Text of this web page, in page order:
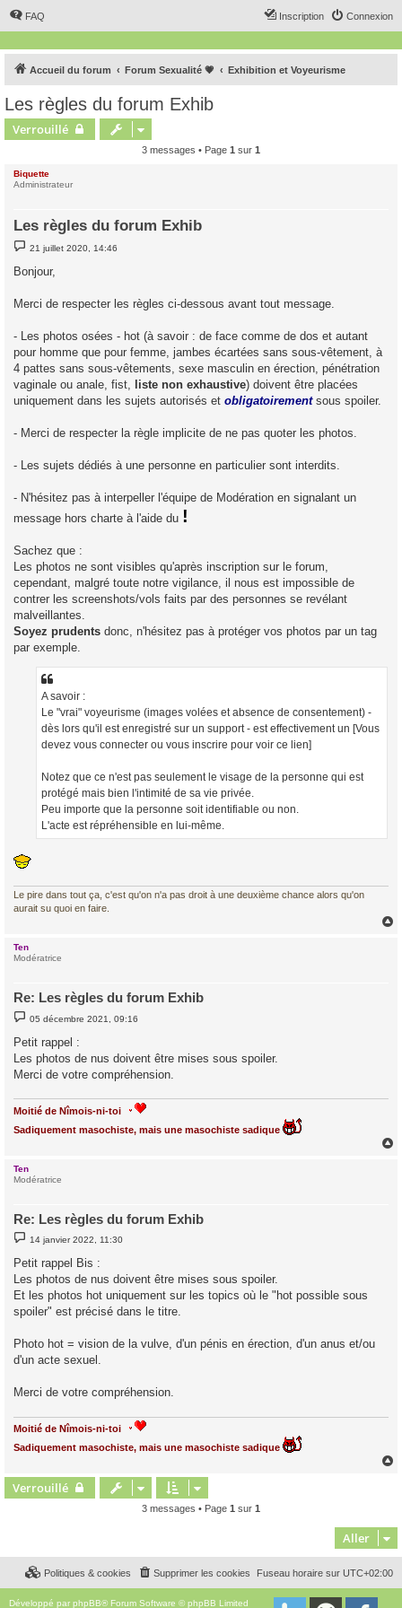
FAQ Connexion
Inscription
Accueil du forum Forum Sexualité 💗 Exhibition et Voyeurisme
Les règles du forum Exhib
Verrouillé
3 messages • Page 1 sur 1
Biquette
Administrateur
Les règles du forum Exhib
M
e
s
e
21 juillet 2020, 14:46
Bonjour,
Merci de respecter les règles ci-dessous avant tout message.
- Les photos osées - hot (à savoir : de face comme de dos et autant
pour homme que pour femme, jambes écartées sans sous-vêtement, à
4 pattes sans sous-vêtements, sexe masculin en érection, pénétration
vaginale ou anale, fist,
liste non exhaustive) doivent être placées
uniquement dans les sujets autorisés et obligatoirementsous spoiler.
- Merci de respecter la règle implicite de ne pas quoter les photos.
- Les sujets dédiés à une personne en particulier sont interdits.
- N'hésitez pas à interpeller l'équipe de Modération en signalant un
message hors charte à l'aide du !
Sachez que :
Les photos ne sont visibles qu'après inscription sur le forum,
cependant, malgré toute notre vigilance, il nous est impossible de
contrer les screenshots/vols faits par des personnes se revélant
malveillantes.
Soyez prudents donc, n'hésitez pas à protéger vos photos par un tag
par exemple.
A savoir :
Le "vrai" voyeurisme (images volées et absence de consentement) -
dès lors qu'il est enregistré sur un support - est effectivement un [Vous
devez vous connecter ou vous inscrire pour voir ce lien]
Notez que ce n'est pas seulement le visage de la personne qui est
protégé mais bien l'intimité de sa vie privée.
Peu importe que la personne soit identifiable ou non.
L'acte est répréhensible en lui-même.
Le pire dans tout ça, c'est qu'on n'a pas droit à une deuxième chance alors qu'on
aurait su quoi en faire.
Ten
Modératrice
Re: Les règles du forum Exhib
M
e
s
a
e
05 décembre 2021, 09:16
Petit rappel :
Les photos de nus doivent être mises sous spoiler.
Merci de votre compréhension.
Moitié de Nîmois-ni-toi
Sadiquement masochiste, mais une masochiste sadique
Ten
Modératrice
Re: Les règles du forum Exhib
M
e
s
a
g
e
14 janvier 2022, 11:30
Petit rappel Bis :
Les photos de nus doivent être mises sous spoiler.
Et les photos hot uniquement sur les topics où le "hot possible sous
spoiler" est précisé dans le titre.
Photo hot = vision de la vulve, d'un pénis en érection, d'un anus et/ou
d'un acte sexuel.
Merci de votre compréhension.
Moitié de Nîmois-ni-toi
Sadiquement masochiste, mais une masochiste sadique
Verrouillé
3 messages • Page 1 sur 1
Aller
Fuseau horaire sur UTC+02:00
Supprimer les cookies
Politiques & cookies
Développé par phpBB® Forum Software © phpBB Limited